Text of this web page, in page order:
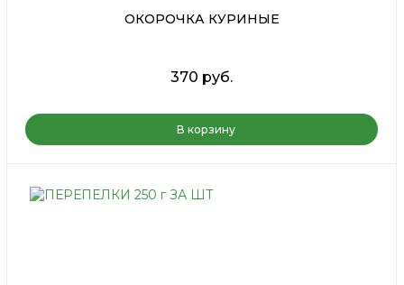
ОКОРОЧКА КУРИНЫЕ
370 руб.
В корзину